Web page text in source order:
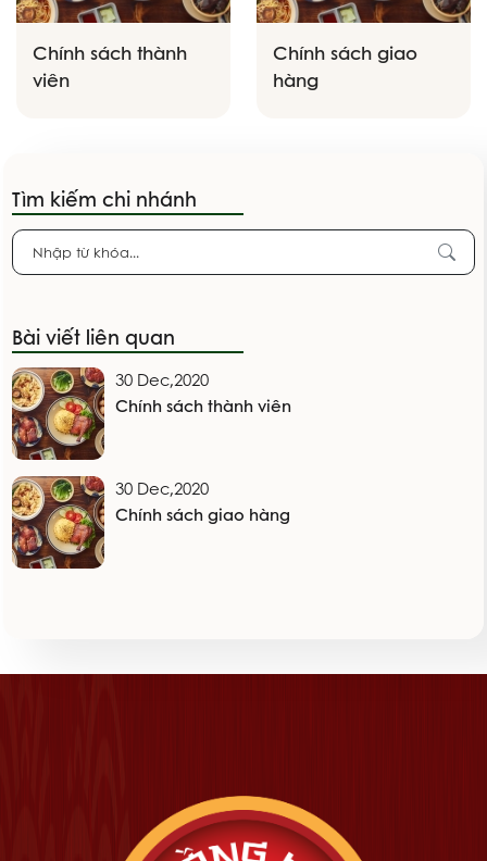
Chính sách thành
viên
Chính sách giao
hàng
Tìm kiếm chi nhánh
Bài viết liên quan
30 Dec,2020
Chính sách thành viên
30 Dec,2020
Chính sách giao hàng